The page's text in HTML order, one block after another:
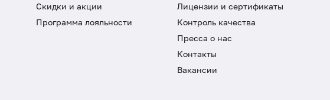
Скидки и акции
Программа лояльности
Лицензии и сертификаты
Контроль качества
Пресса о нас
Контакты
Вакансии